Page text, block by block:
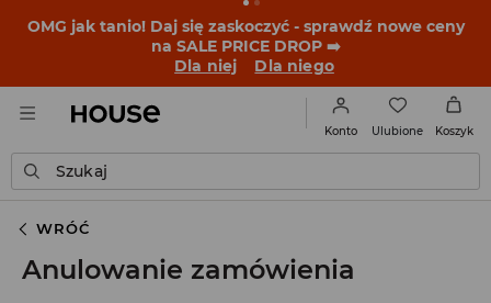
BACK TO SCHOOL📒Najlepsze historie zaczynają się
przed dzwonkiem. Wystartuj od nowego fitu!
Dla niej
Dla niego
Konto Ulubione Koszyk
Szukaj
WRÓĆ
Anulowanie zamówienia